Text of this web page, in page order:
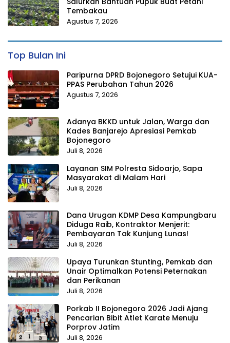
Tembakau
Agustus 7, 2026
Top Bulan Ini
Paripurna DPRD Bojonegoro Setujui KUA-
PPAS Perubahan Tahun 2026
Agustus 7, 2026
Adanya BKKD untuk Jalan, Warga dan
Kades Banjarejo Apresiasi Pemkab
Bojonegoro
Juli 8, 2026
Layanan SIM Polresta Sidoarjo, Sapa
Masyarakat di Malam Hari
Juli 8, 2026
Dana Urugan KDMP Desa Kampungbaru
Diduga Raib, Kontraktor Menjerit:
Pembayaran Tak Kunjung Lunas!
Juli 8, 2026
Upaya Turunkan Stunting, Pemkab dan
Unair Optimalkan Potensi Peternakan
dan Perikanan
Juli 8, 2026
Porkab II Bojonegoro 2026 Jadi Ajang
Pencarian Bibit Atlet Karate Menuju
Porprov Jatim
Juli 8, 2026